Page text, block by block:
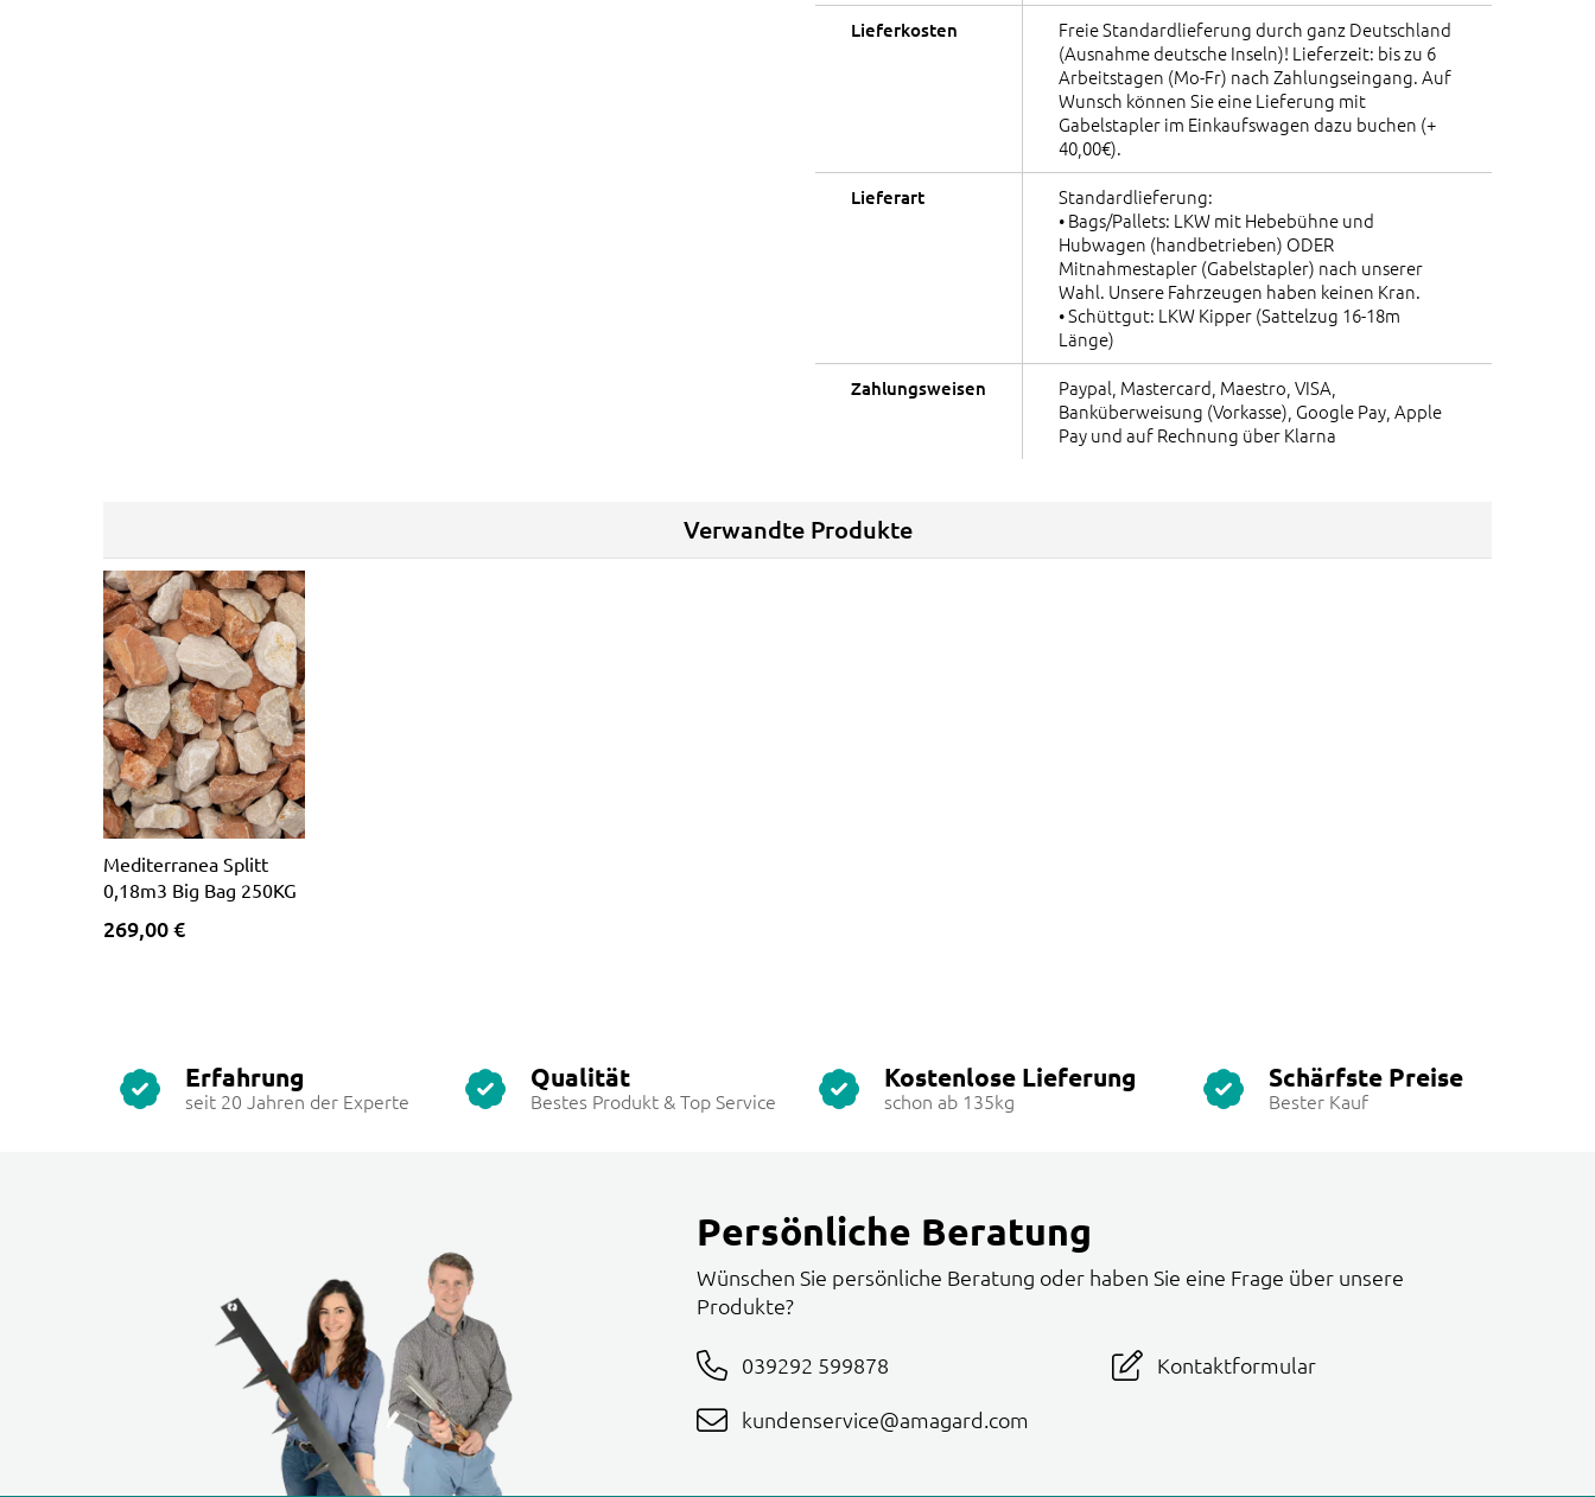
Lieferkosten
Freie Standardlieferung durch ganz Deutschland
(Ausnahme deutsche Inseln)! Lieferzeit: bis zu 6
Arbeitstagen (Mo-Fr) nach Zahlungseingang. Auf
Wunsch können Sie eine Lieferung mit
Gabelstapler im Einkaufswagen dazu buchen (+
40,00€).
Lieferart
Standardlieferung:
• Bags/Pallets: LKW mit Hebebühne und
Hubwagen (handbetrieben) ODER
Mitnahmestapler (Gabelstapler) nach unserer
Wahl. Unsere Fahrzeugen haben keinen Kran.
• Schüttgut: LKW Kipper (Sattelzug 16-18m
Länge)
Zahlungsweisen
Paypal, Mastercard, Maestro, VISA,
Banküberweisung (Vorkasse), Google Pay, Apple
Pay und auf Rechnung über Klarna
Verwandte Produkte
Mediterranea Splitt
0,18m3 Big Bag 250KG
269,00 €
Erfahrung
seit 20 Jahren der Experte
Qualität
Bestes Produkt & Top Service
Kostenlose Lieferung
schon ab 135kg
Schärfste Preise
Bester Kauf
Persönliche Beratung
Wünschen Sie persönliche Beratung oder haben Sie eine Frage über unsere
Produkte?
039292 599878
kundenservice@amagard.com
Kontaktformular